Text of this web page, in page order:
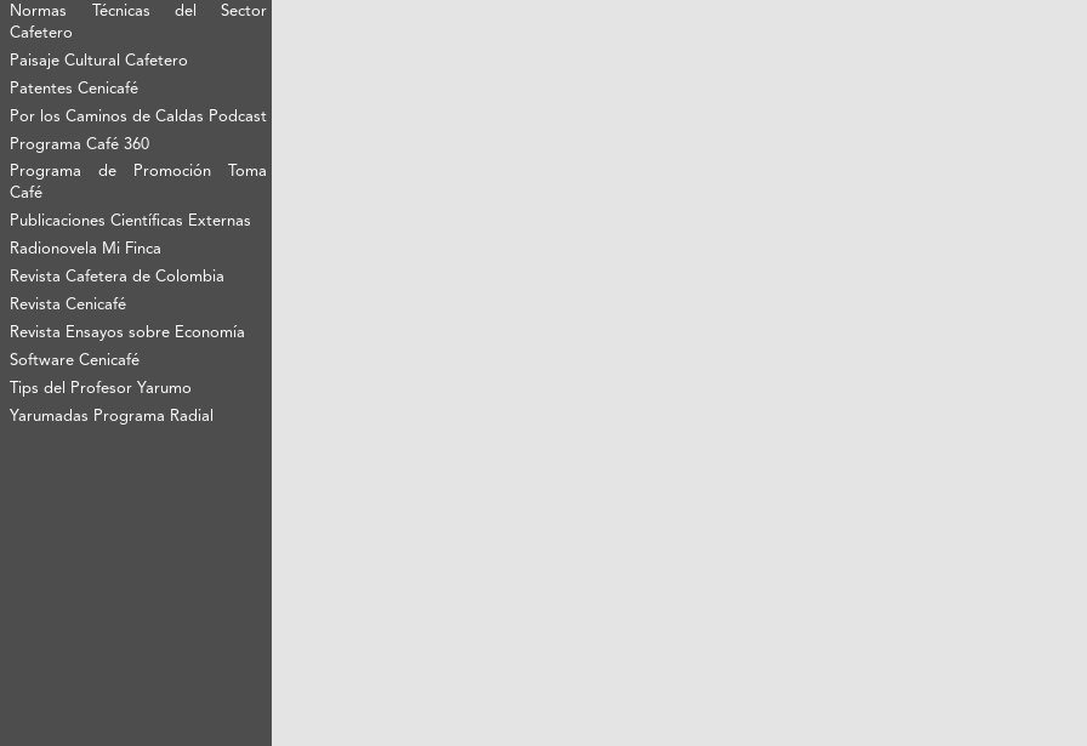
Normas Técnicas del Sector
Cafetero
Paisaje Cultural Cafetero
Patentes Cenicafé
Por los Caminos de Caldas Podcast
Programa Café 360
Programa de Promoción Toma
Café
Publicaciones Científicas Externas
Radionovela Mi Finca
Revista Cafetera de Colombia
Revista Cenicafé
Revista Ensayos sobre Economía
Software Cenicafé
Tips del Profesor Yarumo
Yarumadas Programa Radial